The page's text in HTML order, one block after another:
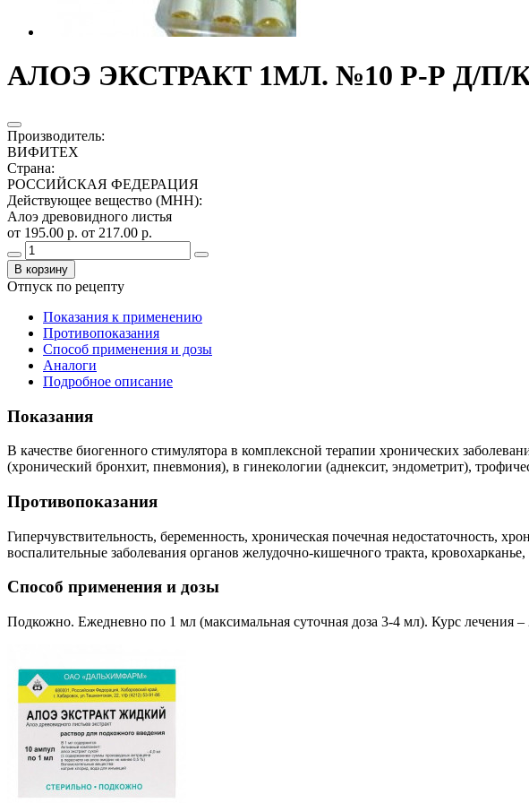
АЛОЭ ЭКСТРАКТ 1МЛ. №10 Р-Р Д/
Производитель:
ВИФИТЕХ
Страна:
РОССИЙСКАЯ ФЕДЕРАЦИЯ
Действующее вещество (МНН):
Алоэ древовидного листья
от 195.00 р. от 217.00 р.
В корзину
Отпуск по рецепту
Показания к применению
Противопоказания
Способ применения и дозы
Аналоги
Подробное описание
Показания
В качестве биогенного стимулятора в комплексной терапии хронических
(хронический бронхит, пневмония), в гинекологии (аднексит, эндометрит),
Противопоказания
Гиперчувствительность, беременность, хроническая почечная недостаточность,
воспалительные заболевания органов желудочно-кишечного тракта, кровохарканье,
Способ применения и дозы
Подкожно. Ежедневно по 1 мл (максимальная суточная доза 3-4 мл). Курс лечения